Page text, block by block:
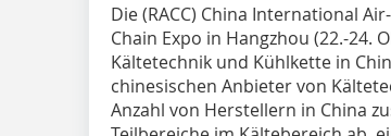
Die (RACC) China International
Chain Expo in Hangzhou (22.-24.
Kältetechnik und Kühlkette in
chinesischen Anbieter von
Anzahl von Herstellern in China